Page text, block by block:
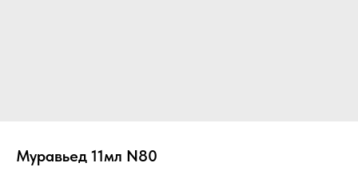
Муравьед 11мл N80